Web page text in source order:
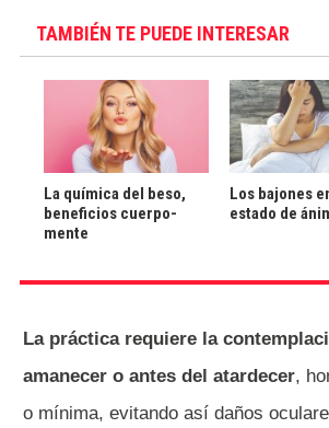
TAMBIÉN TE PUEDE INTERESAR
La química del beso,
beneficios cuerpo-
mente
Los bajones
estado de
La práctica requiere la
amanecer o antes del atardecer,
o mínima, evitando así daños